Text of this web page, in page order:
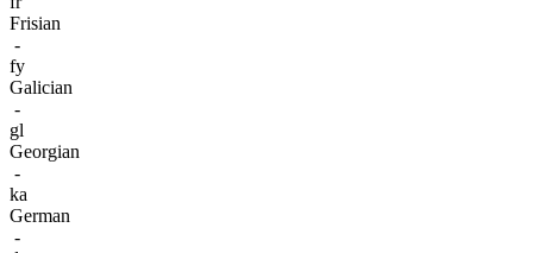
Frisian
-
fy
Galician
-
gl
Georgian
-
ka
German
-